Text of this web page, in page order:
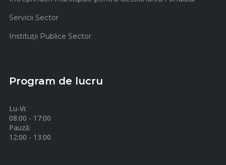
Servicii Sector
Instituţii Publice Sector
Program de lucru
Lu-Vi:
08:00 - 17:00
Pauză:
12:00 - 13:00